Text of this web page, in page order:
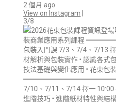
2 個月 ago
View on Instagram
3/8